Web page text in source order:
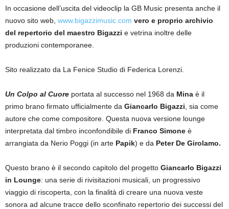
In occasione dell’uscita del videoclip la GB Music presenta anche il
nuovo sito web, www.bigazzimusic.com vero e proprio archivio
del repertorio del maestro Bigazzi e vetrina inoltre delle
produzioni contemporanee.
Sito realizzato da La Fenice Studio di Federica Lorenzi.
Un Colpo al Cuore portata al successo nel 1968 da Mina è il
primo brano firmato ufficialmente da Giancarlo Bigazzi , sia come
autore che come compositore. Questa nuova versione lounge
interpretata dal timbro inconfondibile di Franco Simone è
arrangiata da Nerio Poggi (in arte Papik) e da Peter De Girolamo.
Questo brano è il secondo capitolo del progetto Giancarlo Bigazzi
in Lounge: una serie di rivisitazioni musicali, un progressivo
viaggio di riscoperta, con la finalità di creare una nuova veste
sonora ad alcune tracce dello sconfinato repertorio dei successi del